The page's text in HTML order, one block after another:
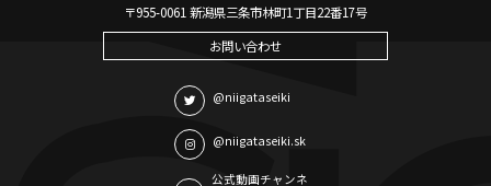
〒955-0061 新潟県三条市林町1丁目22番17号
お問い合わせ
@niigataseiki
@niigataseiki.sk
公式動画チャンネ